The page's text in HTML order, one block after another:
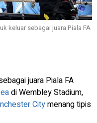
keluar sebagai juara Piala FA
juara Piala FA
di Wembley Stadium,
Citymenang tipis